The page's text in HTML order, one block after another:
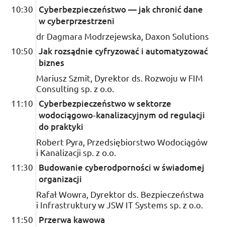
10:30
Cyberbezpieczeństwo — jak chronić dane
w cyberprzestrzeni
dr Dagmara Modrzejewska, Daxon Solutions
10:50 Jak rozsądnie cyfryzować i automatyzować
biznes
Mariusz Szmit, Dyrektords. Rozwoju w FIM
Consulting sp. zo.o.
11:10
Cyberbezpieczeństwo w sektorze
wodociągowo­‑kanalizacyjnym od regulacji
do praktyki
Robert Pyra, Przedsiębiorstwo Wodociągów
i Kanalizacjisp. zo.o.
11:30
Budowanie cyberodporności w świadomej
organizacji
Rafał Wowra, Dyrektords. Bezpieczeństwa
i Infrastruktury w JSW ITSystems sp. zo.o.
11:50
Przerwa kawowa